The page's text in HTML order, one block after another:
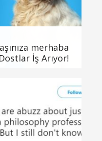
merhaba
İş Arıyor!